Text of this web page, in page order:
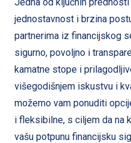
jednostavnost i brzina
partnerima iz financijskog
sigurno, povoljno i
kamatne stope i
višegodišnjem iskustvu i
možemo vam ponuditi
i fleksibilne, s ciljem da na
vašu potpunu financijsku